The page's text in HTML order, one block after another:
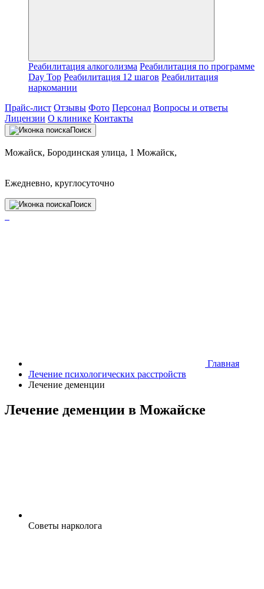
Реабилитация алкоголизма Реабилитация по программе
Day Top Реабилитация 12 шагов Реабилитация
наркомании
Прайс-лист Отзывы Фото Персонал Вопросы и ответы
Лицензии О клинике Контакты
Поиск
Можайск, Бородинская улица, 1 Можайск,
Ежедневно, круглосуточно
Поиск
Главная
Лечение психологических расстройств
Лечение деменции
Лечение деменции в Можайске
Cоветы нарколога